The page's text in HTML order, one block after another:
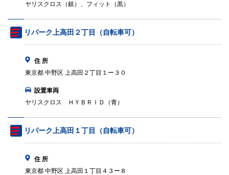
ヤリスクロス（銀）、フィット（黒）
リパーク上高田２丁目（自転車可）
住 所
東京都 中野区 上高田２丁目１ー３０
設置車両
ヤリスクロス ＨＹＢＲＩＤ（青）
リパーク上高田１丁目（自転車可）
住 所
東京都 中野区 上高田１丁目４３ー８